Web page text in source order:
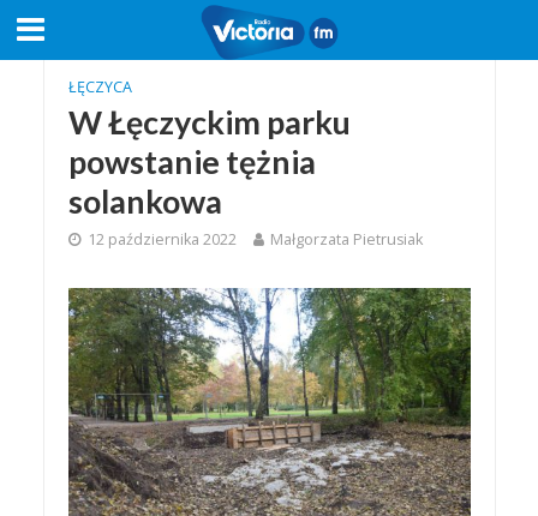
ŁĘCZYCA
W Łęczyckim parku
powstanie tężnia
solankowa
12 października 2022 Małgorzata Pietrusiak